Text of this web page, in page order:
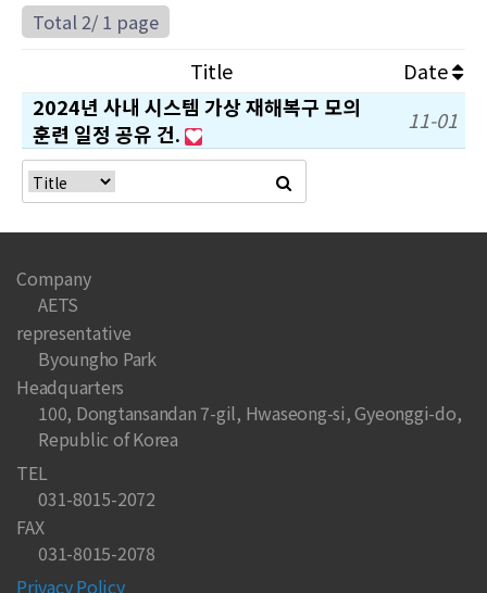
Total 2/ 1 page
Title
Date
2024년 사내 시스템 가상 재해복구 모의
훈련 일정 공유 건.
11-01
Company
AETS
representative
Byoungho Park
Headquarters
100, Dongtansandan 7-gil, Hwaseong-si, Gyeonggi-do,
Republic of Korea
TEL
031-8015-2072
FAX
031-8015-2078
Privacy Policy